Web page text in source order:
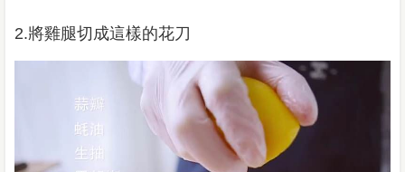
2.將雞腿切成這樣的花刀